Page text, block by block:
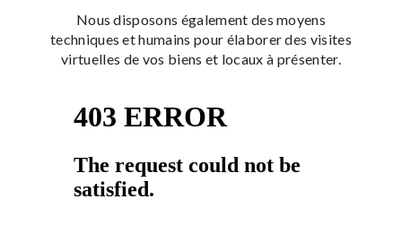
Nous disposons également des moyens
techniques et humains pour élaborer des visites
virtuelles de vos biens et locaux à présenter.